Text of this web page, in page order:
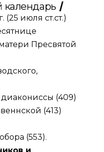
календарь
(25 июля ст.ст.)
Пресвятой
(409)
(413)
(553).